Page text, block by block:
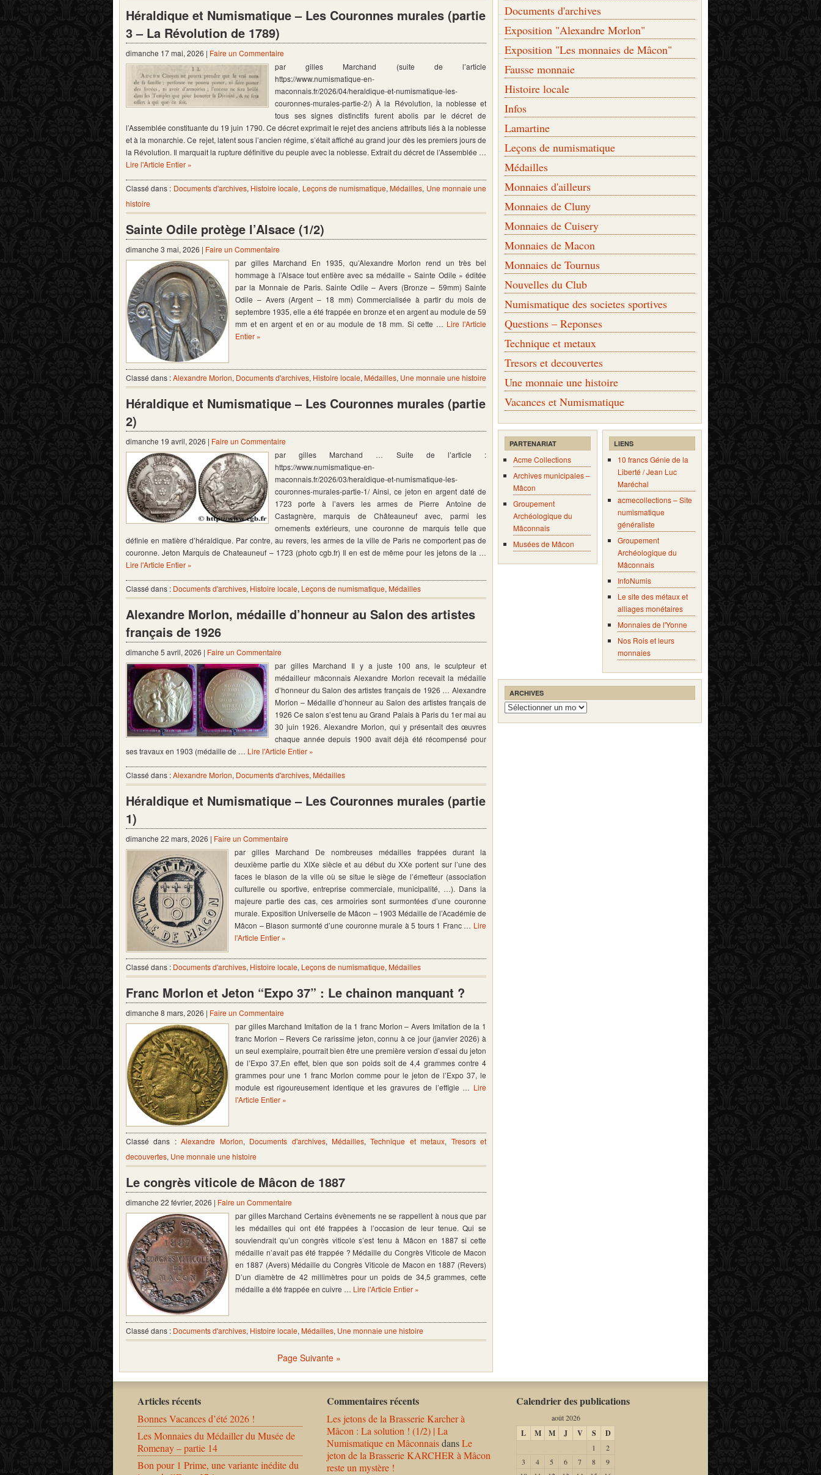
Héraldique et Numismatique – Les Couronnes murales (partie
3 – La Révolution de 1789)
dimanche 17 mai, 2026 | Faire un Commentaire
par gilles Marchand (suite de l’article
https://www.numismatique-en-
maconnais.fr/2026/04/heraldique-et-numismatique-les-
couronnes-murales-partie-2/) À la Révolution, la noblesse et
tous ses signes distinctifs furent abolis par le décret de
l’Assemblée constituante du 19 juin 1790. Ce décret exprimait le rejet des anciens attributs liés à la noblesse
et à la monarchie. Ce rejet, latent sous l’ancien régime, s’était affiché au grand jour dès les premiers jours de
la Révolution. Il marquait la rupture définitive du peuple avec la noblesse. Extrait du décret de l’Assemblée …
Lire l'Article Entier »
Classé dans : Documents d'archives, Histoire locale, Leçons de numismatique,Médailles, Une monnaie une
histoire
Sainte Odile protège l’Alsace (1/2)
dimanche 3 mai, 2026 | Faire un Commentaire
par gilles Marchand En 1935, qu’Alexandre Morlon rend un très bel
hommage à l’Alsace tout entière avec sa médaille « Sainte Odile » éditée
par la Monnaie de Paris. Sainte Odile – Avers (Bronze – 59mm) Sainte
Odile – Avers (Argent – 18 mm) Commercialisée à partir du mois de
septembre 1935, elle a été frappée en bronze et en argent au module de 59
mm et en argent et en or au module de 18 mm. Si cette … Lire l'Article
Entier »
Classé dans :Alexandre Morlon, Documents d'archives, Histoire locale, Médailles, Une monnaie une histoire
Héraldique et Numismatique – Les Couronnes murales (partie
2)
dimanche 19 avril, 2026 | Faire un Commentaire
par gilles Marchand … Suite de l’article :
https://www.numismatique-en-
maconnais.fr/2026/03/heraldique-et-numismatique-les-
couronnes-murales-partie-1/ Ainsi, ce jeton en argent daté de
1723 porte à l’avers les armes de Pierre Antoine de
Castagnère, marquis de Châteauneuf avec, parmi les
ornements extérieurs, une couronne de marquis telle que
définie en matière d’héraldique. Par contre, au revers, les armes de la ville de Paris ne comportent pas de
couronne. Jeton Marquis de Chateauneuf – 1723 (photo cgb.fr) Il en est de même pour les jetons de la …
Lire l'Article Entier »
Classé dans : Documents d'archives, Histoire locale, Leçons de numismatique, Médailles
Alexandre Morlon, médaille d’honneur au Salon des artistes
français de 1926
dimanche 5 avril, 2026 | Faire un Commentaire
par gilles Marchand Il y a juste 100 ans, le sculpteur et
médailleur mâconnais Alexandre Morlon recevait la médaille
d’honneur du Salon des artistes français de 1926 … Alexandre
Morlon – Médaille d’honneur au Salon des artistes français de
1926 Ce salon s’est tenu au Grand Palais à Paris du 1er mai au
30 juin 1926. Alexandre Morlon, qui y présentait des œuvres
chaque année depuis 1900 avait déjà été récompensé pour
ses travaux en 1903 (médaille de … Lire l'Article Entier »
Classé dans :Alexandre Morlon, Documents d'archives, Médailles
Héraldique et Numismatique – Les Couronnes murales (partie
1)
dimanche 22 mars, 2026 | Faire un Commentaire
par gilles Marchand De nombreuses médailles frappées durant la
deuxième partie du XIXe siècle et au début du XXe portent sur l’une des
faces le blason de la ville où se situe le siège de l’émetteur (association
culturelle ou sportive, entreprise commerciale, municipalité, …). Dans la
majeure partie des cas, ces armoiries sont surmontées d’une couronne
murale. Exposition Universelle de Mâcon – 1903 Médaille de l’Académie de
Mâcon – Blason surmonté d’une couronne murale à 5 tours 1 Franc … Lire
l'Article Entier »
Classé dans : Documents d'archives, Histoire locale, Leçons de numismatique, Médailles
Franc Morlon et Jeton “Expo 37” : Le chainon manquant ?
dimanche 8 mars, 2026 | Faire un Commentaire
par gilles Marchand Imitation de la 1 franc Morlon – Avers Imitation de la 1
franc Morlon – Revers Ce rarissime jeton, connu à ce jour (janvier 2026) à
un seul exemplaire, pourrait bien être une première version d’essai du jeton
de l’Expo 37.En effet, bien que son poids soit de 4,4 grammes contre 4
grammes pour une 1 franc Morlon comme pour le jeton de l’Expo 37, le
module est rigoureusement identique et les gravures de l’effigie … Lire
l'Article Entier »
Classé dans :Alexandre Morlon, Documents d'archives, Médailles,Technique et metaux, Tresors et
decouvertes, Une monnaie une histoire
Le congrès viticole de Mâcon de 1887
dimanche 22 février, 2026 | Faire un Commentaire
par gilles Marchand Certains évènements ne se rappellent à nous que par
les médailles qui ont été frappées à l’occasion de leur tenue. Qui se
souviendrait qu’un congrès viticole s’est tenu à Mâcon en 1887 si cette
médaille n’avait pas été frappée ? Médaille du Congrès Viticole de Macon
en 1887 (Avers) Médaille du Congrès Viticole de Macon en 1887 (Revers)
D’un diamètre de 42 millimètres pour un poids de 34,5 grammes, cette
médaille a été frappée en cuivre … Lire l'Article Entier »
Classé dans : Documents d'archives, Histoire locale, Médailles, Une monnaie une histoire
Page Suivante »
Documents d'archives
Exposition "Alexandre Morlon"
Exposition "Les monnaies de Mâcon"
Fausse monnaie
Histoire locale
Infos
Lamartine
Leçons de numismatique
Médailles
Monnaies d'ailleurs
Monnaies de Cluny
Monnaies de Cuisery
Monnaies de Macon
Monnaies de Tournus
Nouvelles du Club
Numismatique des societes sportives
Questions – Reponses
Technique et metaux
Tresors et decouvertes
Une monnaie une histoire
Vacances et Numismatique
PARTENARIAT
Acme Collections
Archives municipales –
Mâcon
Groupement
Archéologique du
Mâconnais
Musées de Mâcon
LIENS
10 francs Génie de la
Liberté / Jean Luc
Maréchal
acmecollections – Site
numismatique
généraliste
Groupement
Archéologique du
Mâconnais
InfoNumis
Le site des métaux et
alliages monétaires
Monnaies de l'Yonne
Nos Rois et leurs
monnaies
ARCHIVES
Archives
Articles récents
Bonnes Vacances d’été 2026 !
Les Monnaies du Médailler du Musée de
Romenay – partie 14
Bon pour 1 Prime, une variante inédite du
Commentaires récents
Les jetons de la Brasserie Karcher à
Mâcon : La solution ! (1/2) | La
Numismatique en MâconnaisdansLe
jeton de la Brasserie KARCHER à Mâcon
reste un mystère !
Calendrier des publications
août 2026
L M M J V S D
1
2
3
4 5 6 7 8
9